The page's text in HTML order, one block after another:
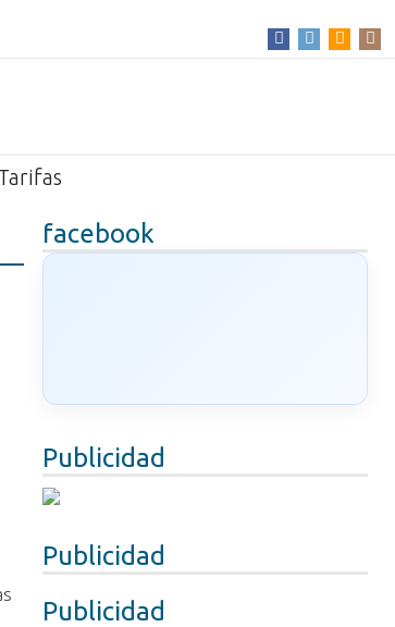
facebook
Publicidad
Publicidad
Publicidad